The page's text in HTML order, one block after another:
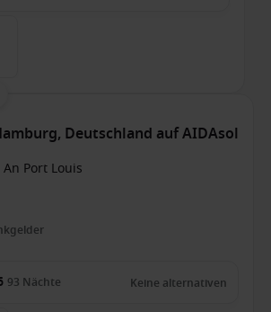
Deutschland auf AIDAsol
Port Louis
93 Nächte Keine alternativen